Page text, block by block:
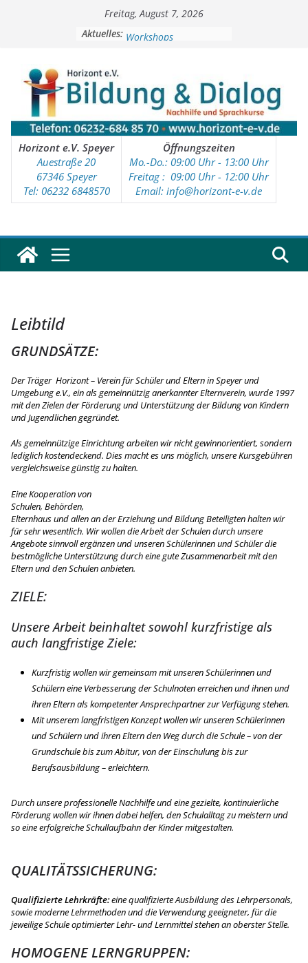
Freitag, August 7, 2026
Aktuelles:
Workshops
Vorschulprojekt
Horizont e.V. Speyer
Auestraße 20
67346 Speyer
Tel: 06232 6848570
Öffnungszeiten
Mo.-Do.: 09:00 Uhr - 13:00 Uhr
Freitag : 09:00 Uhr - 12:00 Uhr
Email: info@horizont-e-v.de
Leibtild
GRUNDSÄTZE:
Der Träger Horizont – Verein für Schüler und Eltern in Speyer und
Umgebung e.V., ein als gemeinnützig anerkannter Elternverein, wurde 1997
mit den Zielen der Förderung und Unterstützung der Bildung von Kindern
und Jugendlichen gegründet.
Als gemeinnützige Einrichtung arbeiten wir nicht gewinnorientiert, sondern
lediglich kostendeckend. Dies macht es uns möglich, unsere Kursgebühren
vergleichsweise günstig zu halten.
Eine Kooperation von
Schulen, Behörden,
Elternhaus und allen an der Erziehung und Bildung Beteiligten halten wir
für sehr wesentlich. Wir wollen die Arbeit der Schulen durch unsere
Angebote sinnvoll ergänzen und unseren Schülerinnen und Schüler die
bestmögliche Unterstützung durch eine gute Zusammenarbeit mit den
Eltern und den Schulen anbieten.
ZIELE:
Unsere Arbeit beinhaltet sowohl kurzfristige als
auch langfristige Ziele:
Kurzfristig wollen wir gemeinsam mit unseren Schülerinnen und
Schülern eine Verbesserung der Schulnoten erreichen und ihnen und
ihren Eltern als kompetenter Ansprechpartner zur Verfügung stehen.
Mit unserem langfristigen Konzept wollen wir unseren Schülerinnen
und Schülern und ihren Eltern den Weg durch die Schule – von der
Grundschule bis zum Abitur, von der Einschulung bis zur
Berufsausbildung – erleichtern.
Durch unsere professionelle Nachhilfe und eine gezielte, kontinuierliche
Förderung wollen wir ihnen dabei helfen, den Schulalltag zu meistern und
so eine erfolgreiche Schullaufbahn der Kinder mitgestalten.
QUALITÄTSSICHERUNG:
Qualifizierte Lehrkräfte:eine qualifizierte Ausbildung des Lehrpersonals,
sowie moderne Lehrmethoden und die Verwendung geeigneter, für die
jeweilige Schule optimierter Lehr- und Lernmittel stehen an oberster Stelle.
HOMOGENE LERNGRUPPEN: